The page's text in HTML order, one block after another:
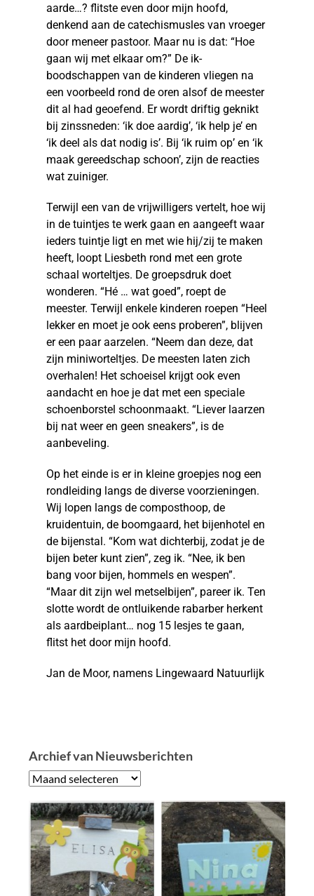
aarde…? flitste even door mijn hoofd,
denkend aan de catechismusles van vroeger
door meneer pastoor. Maar nu is dat: “Hoe
gaan wij met elkaar om?” De ik-
boodschappen van de kinderen vliegen na
een voorbeeld rond de oren alsof de meester
dit al had geoefend. Er wordt driftig geknikt
bij zinssneden: ‘ik doe aardig’, ‘ik help je’ en
‘ik deel als dat nodig is’. Bij ‘ik ruim op’ en ‘ik
maak gereedschap schoon’, zijn de reacties
wat zuiniger.
Terwijl een van de vrijwilligers vertelt, hoe wij
in de tuintjes te werk gaan en aangeeft waar
ieders tuintje ligt en met wie hij/zij te maken
heeft, loopt Liesbeth rond met een grote
schaal worteltjes. De groepsdruk doet
wonderen. “Hé … wat goed”, roept de
meester. Terwijl enkele kinderen roepen “Heel
lekker en moet je ook eens proberen”, blijven
er een paar aarzelen. “Neem dan deze, dat
zijn miniworteltjes. De meesten laten zich
overhalen! Het schoeisel krijgt ook even
aandacht en hoe je dat met een speciale
schoenborstel schoonmaakt. “Liever laarzen
bij nat weer en geen sneakers”, is de
aanbeveling.
Op het einde is er in kleine groepjes nog een
rondleiding langs de diverse voorzieningen.
Wij lopen langs de composthoop, de
kruidentuin, de boomgaard, het bijenhotel en
de bijenstal. “Kom wat dichterbij, zodat je de
bijen beter kunt zien”, zeg ik. “Nee, ik ben
bang voor bijen, hommels en wespen”.
“Maar dit zijn wel metselbijen”, pareer ik. Ten
slotte wordt de ontluikende rabarber herkent
als aardbeiplant… nog 15 lesjes te gaan,
flitst het door mijn hoofd.
Jan de Moor, namens Lingewaard Natuurlijk
Archief van Nieuwsberichten